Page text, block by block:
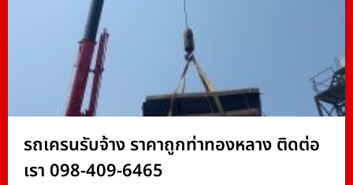
รถเครนรับจ้าง ราคาถูกท่าทองหลาง ติดต่อ
เรา 098-409-6465